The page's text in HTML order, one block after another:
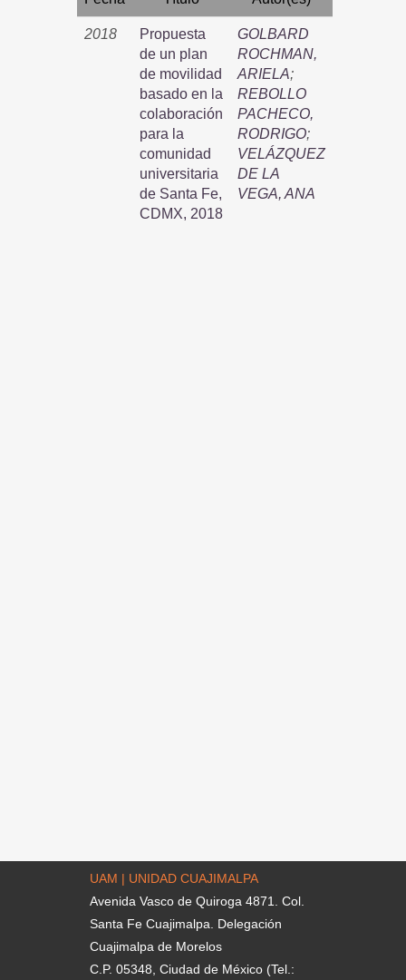
2018
Propuesta
de un plan
de movilidad
basado en la
colaboración
para la
comunidad
universitaria
de Santa Fe,
CDMX, 2018
GOLBARD
ROCHMAN,
ARIELA;
REBOLLO
PACHECO,
RODRIGO;
VELÁZQUEZ
DE LA
VEGA, ANA
UAM | UNIDAD CUAJIMALPA
Avenida Vasco de Quiroga 4871. Col.
Santa Fe Cuajimalpa. Delegación
Cuajimalpa de Morelos
C.P. 05348, Ciudad de México (Tel.: